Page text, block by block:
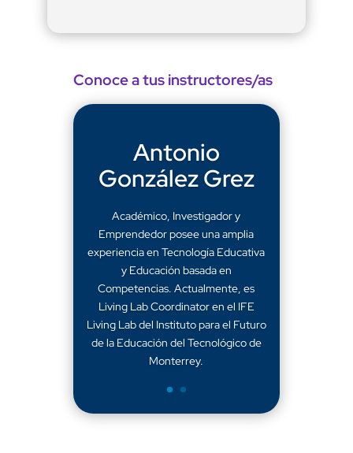
Conoce a tus instructores/as
Antonio
González Grez
Académico, Investigador y
Emprendedor posee una amplia
experiencia en Tecnología Educativa
y Educación basada en
Competencias. Actualmente, es
Living Lab Coordinator en el IFE
Living Lab del Instituto para el Futuro
de la Educación del Tecnológico de
Monterrey.